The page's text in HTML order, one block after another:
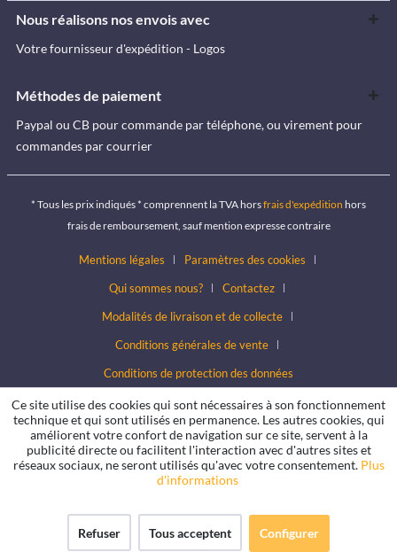
Nous réalisons nos envois avec
Votre fournisseur d'expédition - Logos
Méthodes de paiement
Paypal ou CB pour commande par téléphone, ou virement pour
commandes par courrier
* Tous les prix indiqués * comprennent la TVA horsfrais d'expédition hors
frais de remboursement, sauf mention expresse contraire
Mentions légales
Paramètres des cookies
Qui sommes nous?
Contactez
Modalités de livraison et de collecte
Conditions générales de vente
Conditions de protection des données
Ce site utilise des cookies qui sont nécessaires à son fonctionnement
technique et qui sont utilisés en permanence. Les autres cookies, qui
améliorent votre confort de navigation sur ce site, servent à la
publicité directe ou facilitent l'interaction avec d'autres sites et
réseaux sociaux, ne seront utilisés qu'avec votre consentement. Plus
d'informations
Refuser Tous acceptent Configurer